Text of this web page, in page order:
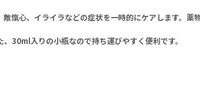
愾心、イライラなどの症状を一時的にケアします。薬
30ml入りの小瓶なので持ち運びやすく便利です。